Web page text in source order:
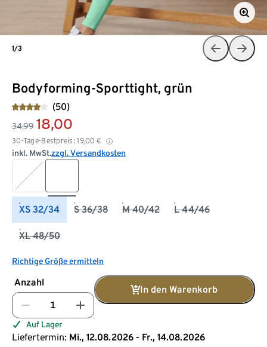
Bodyforming-Sporttight, grün
(50)
34,99 18,00
30-Tage-Bestpreis: 19,00 €
inkl. MwSt.zzgl. Versandkosten
XS 32/34 S 36/38 M 40/42 L 44/46
XL 48/50
Richtige Größe ermitteln
Anzahl
In den Warenkorb
Auf Lager
Liefertermin: Mi., 12.08.2026 - Fr., 14.08.2026
1/3